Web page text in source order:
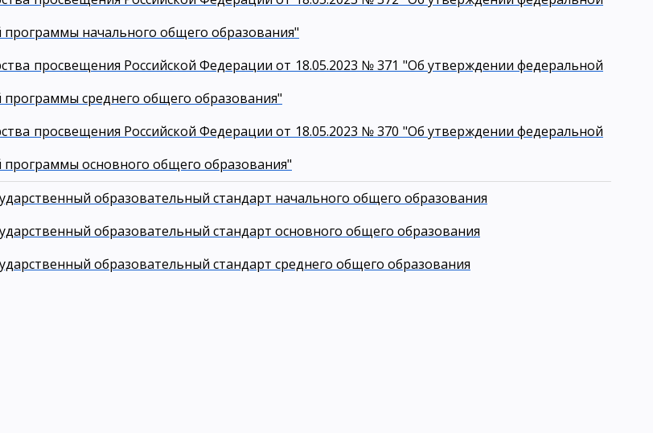
программы начального общего образования"
просвещения Российской Федерации от 18.05.2023 № 371 "Об утверждении федеральной
программы среднего общего образования"
просвещения Российской Федерации от 18.05.2023 № 370 "Об утверждении федеральной
программы основного общего образования"
образовательный стандарт начального общего образования
образовательный стандарт основного общего образования
образовательный стандарт среднего общего образования